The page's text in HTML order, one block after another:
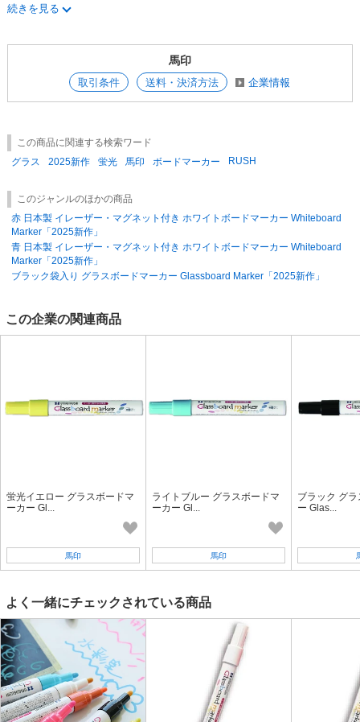
かけしますが、お写真をお撮りいただき、お送り頂けますと幸いでござい
おかけしますが、簡単に仮梱包をお願い致します。 お客様のご都合によ
る商品の返品・交換 は規格の商品のみ承ります。 （未開封・未使用のも
のに限ります。送料等はお客様のご負担となりますのでご了承下さい。
続きを見る
馬印
取引条件 送料・決済方法 企業情報
この商品に関連する検索ワード
グラス
2025新作 蛍光 馬印 ボードマーカー RUSH
このジャンルのほかの商品
赤 日本製 イレーザー・マグネット付き ホワイトボードマーカー Whiteboard
Marker「2025新作」
青 日本製 イレーザー・マグネット付き ホワイトボードマーカー Whiteboard
Marker「2025新作」
ブラック袋入り グラスボードマーカー Glassboard Marker「2025新作」
この企業の関連商品
蛍光イエロー グラスボードマ
ーカー Gl...
馬印
ライトブルー グラスボードマ
ーカー Gl...
馬印
ブラック グ
ー Glas...
よく一緒にチェックされている商品